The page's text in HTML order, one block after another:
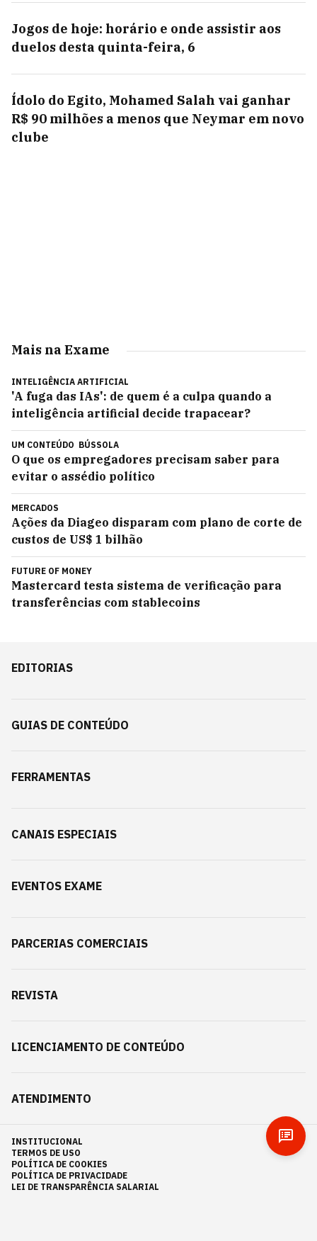
Jogos de hoje: horário e onde assistir aos
duelos desta quinta-feira, 6
Ídolo do Egito, Mohamed Salah vai ganhar
R$ 90 milhões a menos que Neymar em novo
clube
Mais na Exame
INTELIGÊNCIA ARTIFICIAL
'A fuga das IAs': de quem é a culpa quando a
inteligência artificial decide trapacear?
UM CONTEÚDO BÚSSOLA
O que os empregadores precisam saber para
evitar o assédio político
MERCADOS
Ações da Diageo disparam com plano de corte de
custos de US$ 1 bilhão
FUTURE OF MONEY
Mastercard testa sistema de verificação para
transferências com stablecoins
EDITORIAS
GUIAS DE CONTEÚDO
FERRAMENTAS
CANAIS ESPECIAIS
EVENTOS EXAME
PARCERIAS COMERCIAIS
REVISTA
LICENCIAMENTO DE CONTEÚDO
ATENDIMENTO
INSTITUCIONAL
TERMOS DE USO
POLÍTICA DE COOKIES
POLÍTICA DE PRIVACIDADE
LEI DE TRANSPARÊNCIA SALARIAL